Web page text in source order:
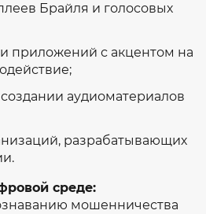
Брайля и голосовых
приложений с акцентом на
аудиоматериалов
разрабатывающих
среде:
мошенничества